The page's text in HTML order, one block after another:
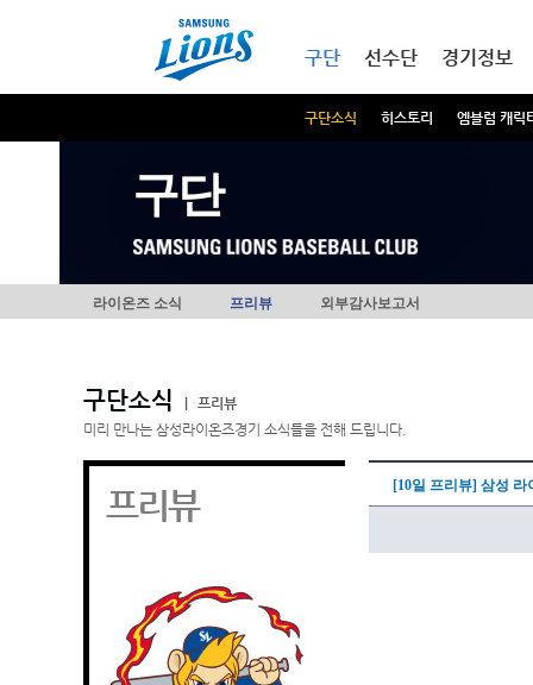
구단
구단소식 히스토리 엠블럼 캐릭
선수단 경기정보
구단
라이온즈 소식 프리뷰 외부감사보고서
구단소식
프리뷰
미리 만나는 삼성라이온즈경기 소식들을 전해 드립니다.
프리뷰 [10일 프리뷰] 삼성